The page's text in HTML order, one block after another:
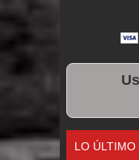
LO ÚLTIMO